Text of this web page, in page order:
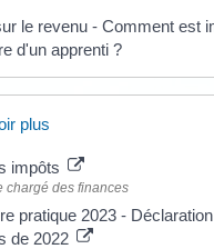
le revenu - Comment est
d'un apprenti ?
plus
impôts
chargé des finances
pratique 2023 -
de 2022